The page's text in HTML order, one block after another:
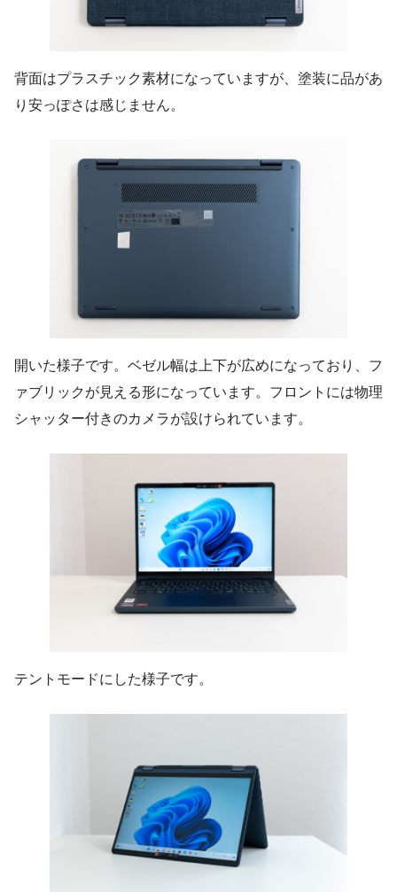
背面はプラスチック素材になっていますが、塗装に品があ
り安っぽさは感じません。
開いた様子です。ベゼル幅は上下が広めになっており、フ
ァブリックが見える形になっています。フロントには物理
シャッター付きのカメラが設けられています。
テントモードにした様子です。